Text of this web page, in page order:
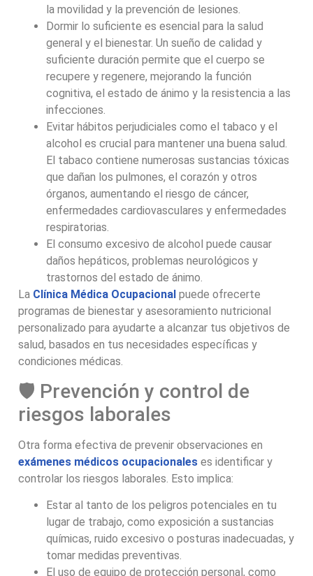
la movilidad y la prevención de lesiones.
Dormir lo suficiente es esencial para la salud
general y el bienestar. Un sueño de calidad y
suficiente duración permite que el cuerpo se
recupere y regenere, mejorando la función
cognitiva, el estado de ánimo y la resistencia a las
infecciones.
Evitar hábitos perjudiciales como el tabaco y el
alcohol es crucial para mantener una buena salud.
El tabaco contiene numerosas sustancias tóxicas
que dañan los pulmones, el corazón y otros
órganos, aumentando el riesgo de cáncer,
enfermedades cardiovasculares y enfermedades
respiratorias.
El consumo excesivo de alcohol puede causar
daños hepáticos, problemas neurológicos y
trastornos del estado de ánimo.
La Clínica Médica Ocupacional puede ofrecerte
programas de bienestar y asesoramiento nutricional
personalizado para ayudarte a alcanzar tus objetivos de
salud, basados en tus necesidades específicas y
condiciones médicas.
🛡️ Prevención y control de
riesgos laborales
Otra forma efectiva de prevenir observaciones en
exámenes médicos ocupacionales es identificar y
controlar los riesgos laborales. Esto implica:
Estar al tanto de los peligros potenciales en tu
lugar de trabajo, como exposición a sustancias
químicas, ruido excesivo o posturas inadecuadas, y
tomar medidas preventivas.
El uso de equipo de protección personal, como